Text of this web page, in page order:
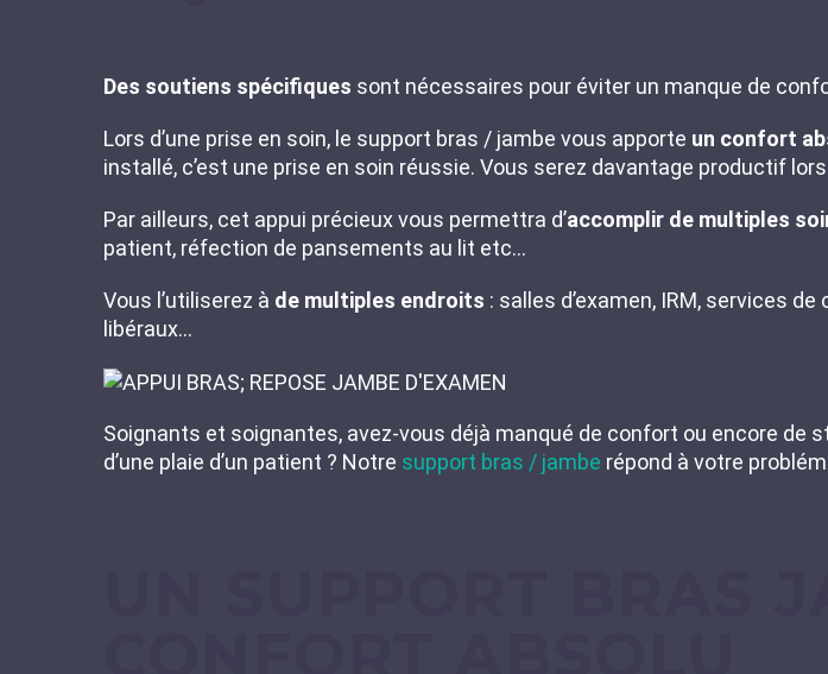
Des soutiens spécifiques sont nécessaires pour éviter un manque de
Lors d’une prise en soin, le support bras / jambe vous apporte un confort
installé, c’est une prise en soin réussie. Vous serez davantage productif
Par ailleurs, cet appui précieux vous permettra d’accomplir de multiples
patient, réfection de pansements au lit etc…
Vous l’utiliserez à de multiples endroits : salles d’examen, IRM, services
libéraux…
Soignants et soignantes, avez-vous déjà manqué de confort ou encore de
d’une plaie d’un patient ? Notre support bras / jambe répond à votre